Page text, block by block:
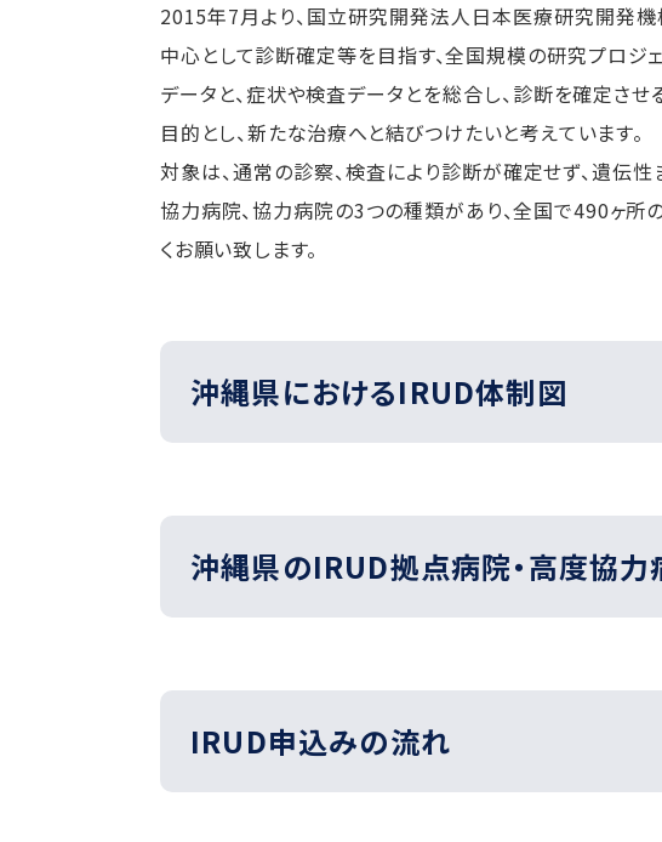
2015年7月より、国立研究開発法人日本医療研究開発
中心として診断確定等を目指す、全国規模の研究プロジ
データと、症状や検査データとを総合し、診断を確定さ
目的とし、新たな治療へと結びつけたいと考えています。
対象は、通常の診察、検査により診断が確定せず、遺伝
協力病院、協力病院の3つの種類があり、全国で490ヶ所
くお願い致します。
沖縄県におけるIRUD体制図
沖縄県のIRUD拠点病院‧高度協力
IRUD申込みの流れ